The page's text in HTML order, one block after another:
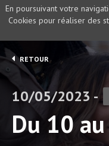
RETOUR
10/05/2023 -
Du 10
En poursuivant votre
Cookies pour réaliser des